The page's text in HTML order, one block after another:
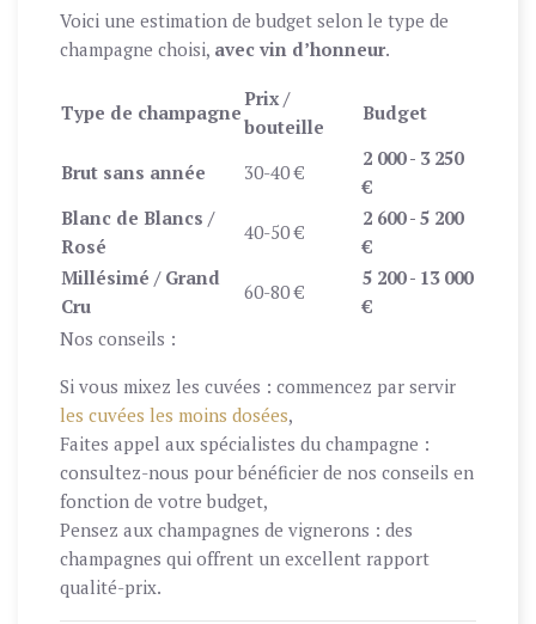
Voici une estimation de budget selon le type de
champagne choisi, avec vin d’honneur.
Type de champagne
Prix /
bouteille
Budget
Brut sans année 30-40 €
2 000 - 3 250
€
Blanc de Blancs /
Rosé
40-50 €
2 600 - 5 200
€
Millésimé / Grand
Cru
60-80 €
5 200 - 13 000
€
Nos conseils :
Si vous mixez les cuvées : commencez par servir
les cuvées les moins dosées,
Faites appel aux spécialistes du champagne :
consultez-nous pour bénéficier de nos conseils en
fonction de votre budget,
Pensez aux champagnes de vignerons : des
champagnes qui offrent un excellent rapport
qualité-prix.